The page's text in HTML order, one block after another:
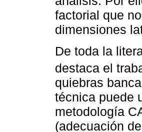
factorial que
dimensiones
De toda la
destaca el
quiebras
técnica puede
metodología
(adecuación